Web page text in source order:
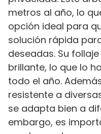
metros al año, lo
opción ideal para
solución rápida
deseadas. Su
brillante, lo que lo
todo el año.
resistente a
se adapta bien a
embargo, es